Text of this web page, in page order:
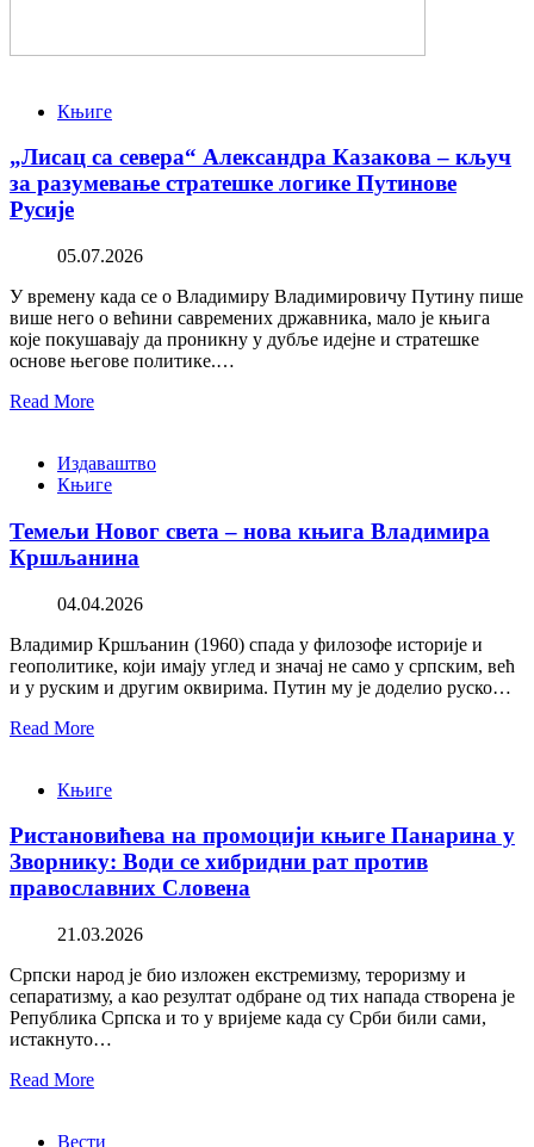
Књиге
„Лисац са севера“ Александра Казакова – кључ
за разумевање стратешке логике Путинове
Русије
05.07.2026
У времену када се о Владимиру Владимировичу Путину пише
више него о већини савремених државника, мало је књига
које покушавају да проникну у дубље идејне и стратешке
основе његове политике.…
Read More
Издаваштво
Књиге
Темељи Новог света – нова књига Владимира
Кршљанина
04.04.2026
Владимир Кршљанин (1960) спада у филозофе историје и
геополитике, који имају углед и значај не само у српским, већ
и у руским и другим оквирима. Путин му је доделио руско…
Read More
Књиге
Ристановићева на промоцији књиге Панарина у
Зворнику: Води се хибридни рат против
православних Словена
21.03.2026
Српски народ је био изложен екстремизму, тероризму и
сепаратизму, а као резултат одбране од тих напада створена је
Република Српска и то у вријеме када су Срби били сами,
истакнуто…
Read More
Вести